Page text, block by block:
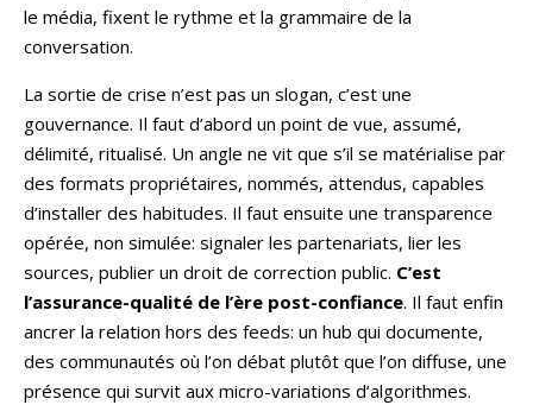
le média, fixent le rythme et la grammaire de la
conversation.
La sortie de crise n’est pas un slogan, c’est une
gouvernance. Il faut d’abord un point de vue, assumé,
délimité, ritualisé. Un angle ne vit que s’il se matérialise par
des formats propriétaires, nommés, attendus, capables
d’installer des habitudes. Il faut ensuite une transparence
opérée, non simulée: signaler les partenariats, lier les
sources, publier un droit de correction public. C’est
l’assurance-qualité de l’ère post-confiance. Il faut enfin
ancrer la relation hors des feeds: un hub qui documente,
des communautés où l’on débat plutôt que l’on diffuse, une
présence qui survit aux micro-variations d’algorithmes.